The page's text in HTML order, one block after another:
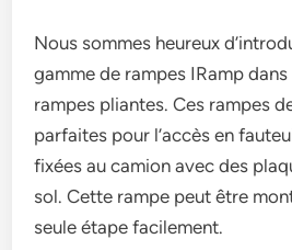
Nous sommes heureux
gamme de rampes IRamp
rampes pliantes. Ces rampes
parfaites pour l’accès en
fixées au camion avec des
sol. Cette rampe peut être
seule étape facilement.